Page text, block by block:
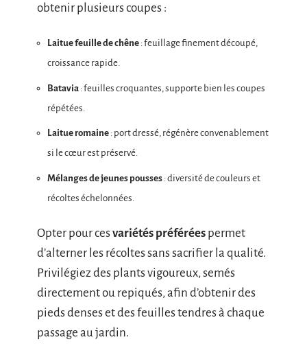
obtenir plusieurs coupes :
Laitue feuille de chêne : feuillage finement découpé,
croissance rapide.
Batavia : feuilles croquantes, supporte bien les coupes
répétées.
Laitue romaine : port dressé, régénère convenablement
si le cœur est préservé.
Mélanges de jeunes pousses : diversité de couleurs et
récoltes échelonnées.
Opter pour cesvariétés préférées permet
d’alterner les récoltes sans sacrifier la qualité.
Privilégiez des plants vigoureux, semés
directement ou repiqués, afin d’obtenir des
pieds denses et des feuilles tendres à chaque
passage au jardin.